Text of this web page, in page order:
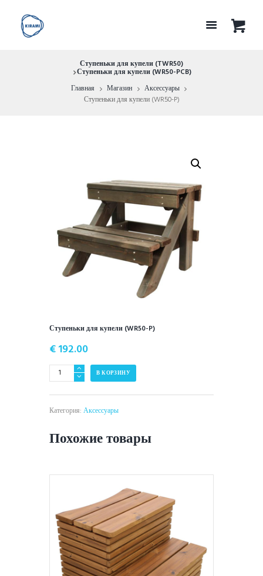
Ступеньки для купели (TWR50)
Ступеньки для купели (WR50-PCB)
Главная
Магазин
Аксессуары
Ступеньки для купели (WR50-P)
Ступеньки для купели (WR50-P)
€192.00
Количество
Ступеньки
для
(WR50-
В КОРЗИНУ
Категория: Аксессуары
Похожие товары